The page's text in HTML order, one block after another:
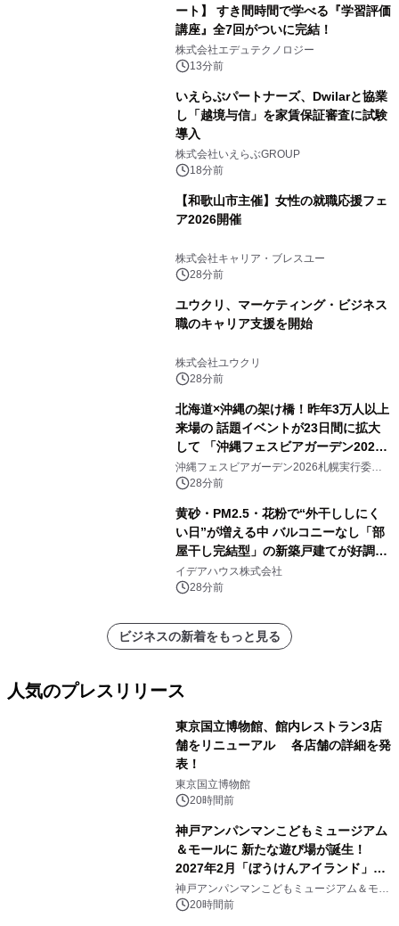
ート】 すき間時間で学べる『学習評価
講座』全7回がついに完結！
株式会社エデュテクノロジー
13分前
いえらぶパートナーズ、Dwilarと協業
し「越境与信」を家賃保証審査に試験
導入
株式会社いえらぶGROUP
18分前
【和歌山市主催】女性の就職応援フェ
ア2026開催
株式会社キャリア・ブレスユー
28分前
ユウクリ、マーケティング・ビジネス
職のキャリア支援を開始
株式会社ユウクリ
28分前
北海道×沖縄の架け橋！昨年3万人以上
来場の 話題イベントが23日間に拡大
して 「沖縄フェスビアガーデン2026
in札幌」8/15(土)開幕！ ～初日は先着
100杯のオリオン生ビール無料配布＆
沖縄フェスビアガーデン2026札幌実行委員
会 28分前
黄砂・PM2.5・花粉で“外干ししにく
い日”が増える中 バルコニーなし「部
屋干し完結型」の新築戸建てが好調
問い合せ件数が前年比約1.4倍に増加
イデアハウス株式会社
28分前
ビジネスの新着をもっと見る
人気のプレスリリース
東京国立博物館、館内レストラン3店
舗をリニューアル 各店舗の詳細を発
表！
東京国立博物館
20時間前
神戸アンパンマンこどもミュージアム
＆モールに 新たな遊び場が誕生！
2027年2月「ぼうけんアイランド」が
オープン
神戸アンパンマンこどもミュージアム＆モー
ル 20時間前